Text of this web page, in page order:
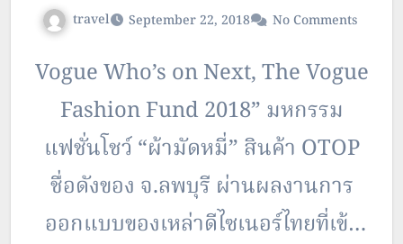
travel September 22, 2018 No Comments
Vogue Who’s on Next, The Vogue
Fashion Fund 2018” มหกรรม
แฟชั่นโชว์ “ผ้ามัดหมี่” สินค้า OTOP
ชื่อดังของ จ.ลพบุรี ผ่านผลงานการ
ออกแบบของเหล่าดีไซเนอร์ไทยที่เข้า